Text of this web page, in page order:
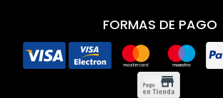
FORMAS DE PAGO